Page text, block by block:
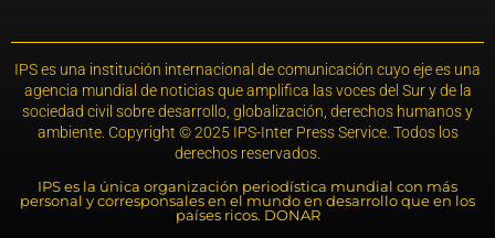
IPS es una institución internacional de comunicación cuyo eje es una
agencia mundial de noticias que amplifica las voces del Sur y de la
sociedad civil sobre desarrollo, globalización, derechos humanos y
ambiente. Copyright © 2025 IPS-Inter Press Service. Todos los
derechos reservados.
IPS es la única organización periodística mundial con más
personal y corresponsales en el mundo en desarrollo que en los
países ricos. DONAR